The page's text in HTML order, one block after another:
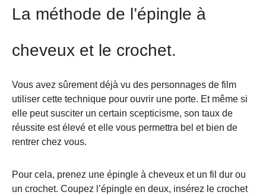
La méthode de l’épingle à
cheveux et le crochet.
Vous avez sûrement déjà vu des personnages de film
utiliser cette technique pour ouvrir une porte. Et même si
elle peut susciter un certain scepticisme, son taux de
réussite est élevé et elle vous permettra bel et bien de
rentrer chez vous.
Pour cela, prenez une épingle à cheveux et un fil dur ou
un crochet. Coupez l’épingle en deux, insérez le crochet